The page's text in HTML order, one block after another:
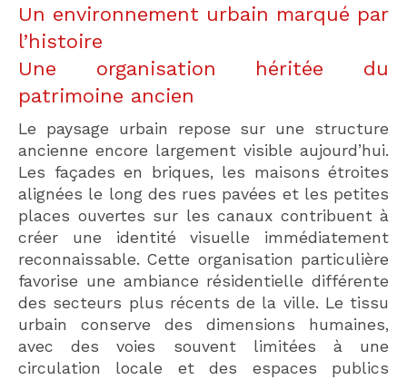
Un environnement urbain marqué par
l’histoire
Une organisation héritée du
patrimoine ancien
Le paysage urbain repose sur une structure
ancienne encore largement visible aujourd’hui.
Les façades en briques, les maisons étroites
alignées le long des rues pavées et les petites
places ouvertes sur les canaux contribuent à
créer une identité visuelle immédiatement
reconnaissable. Cette organisation particulière
favorise une ambiance résidentielle différente
des secteurs plus récents de la ville. Le tissu
urbain conserve des dimensions humaines,
avec des voies souvent limitées à une
circulation locale et des espaces publics